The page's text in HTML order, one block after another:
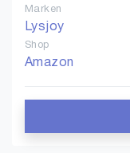
Marken
Lysjoy
Shop
Amazon